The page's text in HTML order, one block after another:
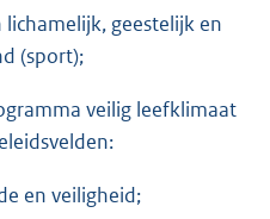
lichamelijk, geestelijk en
(sport);
veilig leefklimaat
en veiligheid;